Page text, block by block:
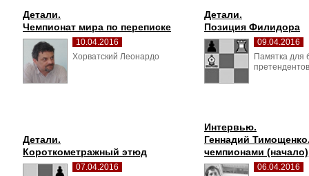
Детали.
Чемпионат мира по переписке
10.04.2016
Хорватский Леонардо
Детали.
Позиция Филидора
09.04.2016
Памятка для
претендентов
Детали.
Короткометражный этюд
07.04.2016
Интервью.
Геннадий
чемпионами (начало)
06.04.2016